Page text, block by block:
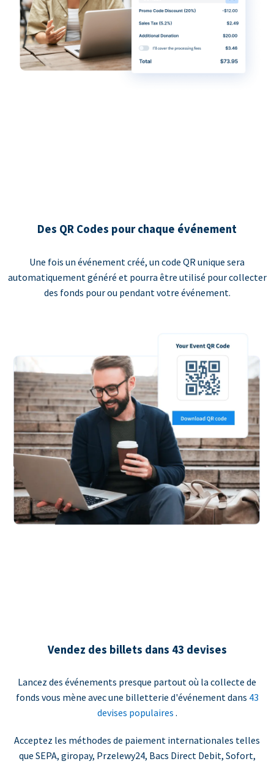
Des QR Codes pour chaque événement
Une fois un événement créé, un code QR unique sera
automatiquement généré et pourra être utilisé pour collecter
des fonds pour ou pendant votre événement.
Vendez des billets dans 43 devises
Lancez des événements presque partout où la collecte de
fonds vous mène avec une billetterie d'événement dans 43
devises populaires .
Acceptez les méthodes de paiement internationales telles
que SEPA, giropay, Przelewy24, Bacs Direct Debit, Sofort,